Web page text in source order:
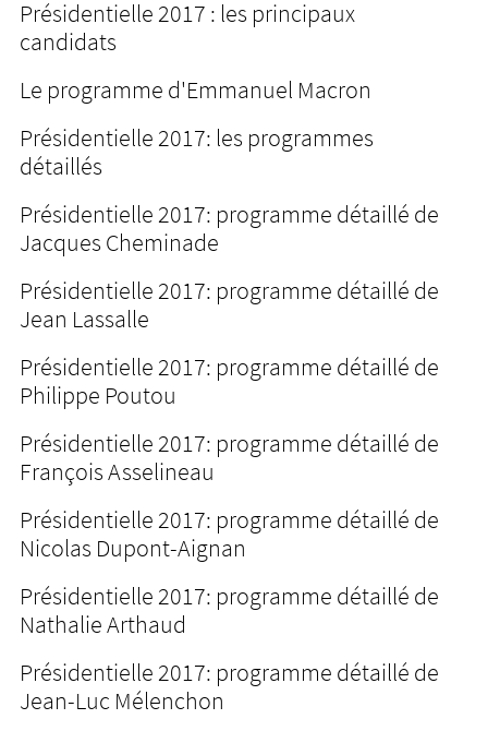
Présidentielle 2017 : les principaux
candidats
Le programme d'Emmanuel Macron
Présidentielle 2017: les programmes
détaillés
Présidentielle 2017: programme détaillé de
Jacques Cheminade
Présidentielle 2017: programme détaillé de
Jean Lassalle
Présidentielle 2017: programme détaillé de
Philippe Poutou
Présidentielle 2017: programme détaillé de
François Asselineau
Présidentielle 2017: programme détaillé de
Nicolas Dupont-Aignan
Présidentielle 2017: programme détaillé de
Nathalie Arthaud
Présidentielle 2017: programme détaillé de
Jean-Luc Mélenchon